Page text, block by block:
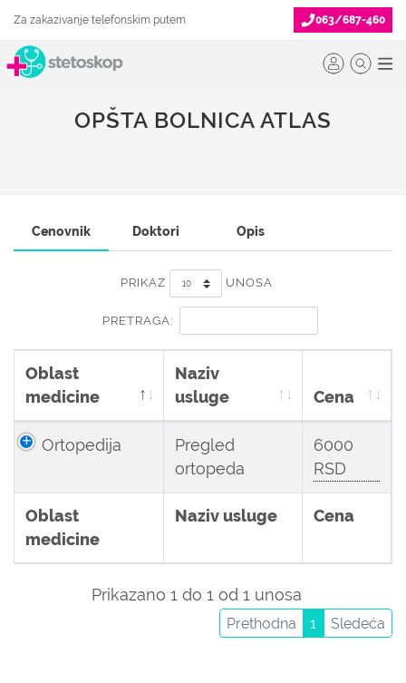
Za zakazivanje telefonskim putem 063/687-460
OPŠTA BOLNICA ATLAS
Cenovnik Doktori Opis
PRIKAZ UNOSA
PRETRAGA:
Oblast
medicine
Naziv
usluge
Cena
Oblast
medicine
Naziv usluge Cena
Ortopedija
Pregled
ortopeda
6000
RSD
Prikazano 1 do 1 od 1 unosa
Prethodna 1 Sledeća